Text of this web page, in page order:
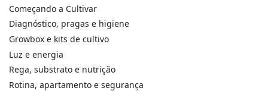
Começando a Cultivar
Diagnóstico, pragas e higiene
Growbox e kits de cultivo
Luz e energia
Rega, substrato e nutrição
Rotina, apartamento e segurança